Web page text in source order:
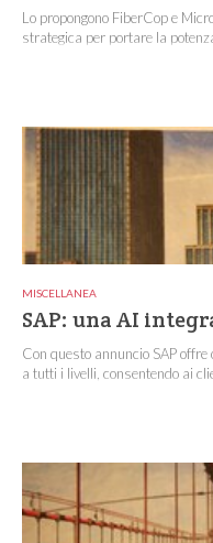
Lo propongono FiberCop e
strategica per portare la
MISCELLANEA
SAP: una AI
Con questo annuncio SAP
a tutti i livelli, consentendo ai